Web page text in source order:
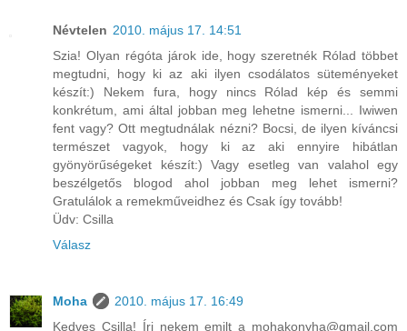
Névtelen 2010. május 17. 14:51
Szia! Olyan régóta járok ide, hogy szeretnék Rólad többet
megtudni, hogy ki az aki ilyen csodálatos süteményeket
készít:) Nekem fura, hogy nincs Rólad kép és semmi
konkrétum, ami által jobban meg lehetne ismerni... Iwiwen
fent vagy? Ott megtudnálak nézni? Bocsi, de ilyen kíváncsi
természet vagyok, hogy ki az aki ennyire hibátlan
gyönyörűségeket készít:) Vagy esetleg van valahol egy
beszélgetős blogod ahol jobban meg lehet ismerni?
Gratulálok a remekműveidhez és Csak így tovább!
Üdv: Csilla
Válasz
Moha
2010. május 17. 16:49
Kedves Csilla! Írj nekem emilt a mohakonyha@gmail.com